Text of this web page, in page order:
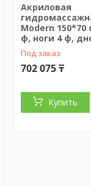
Акриловая
Modern
ф, ноги 4 ф,
Под заказ
702 075 ₸
Купить